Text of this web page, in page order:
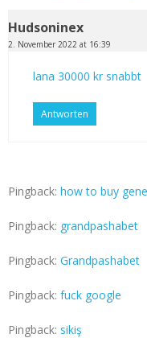
Hudsoninex
2. November 2022 at 16:39
lana 30000 kr snabbt
Antworten
Pingback: how to buy
Pingback: grandpashabet
Pingback: Grandpashabet
Pingback: fuck google
Pingback: sikiş